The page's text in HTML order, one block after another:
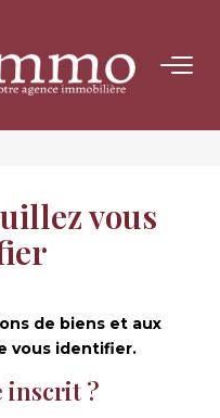
vous
de biens et aux
vous identifier.
inscrit ?